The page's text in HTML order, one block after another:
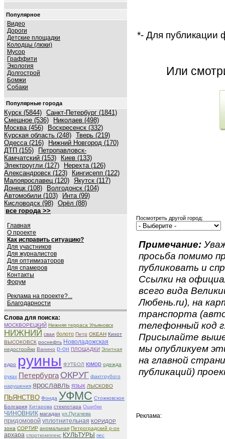
Популярное
Видео
Дороги
Детские площадки
Колодцы (люки)
Мусор
Граффити
Экология
Долгострой
Бомжи
Собаки
Популярные города
Курск (5844) Санкт-Петербург (1841)
Смешное (536)
Николаев (498)
Москва (456)
Воскресенск (332)
Курская область (248) Тверь (219)
Одесса (216)
Нижний Новгород (170)
ДТП (155)
Петропавловск-
Камчатский (153)
Киев (133)
Электроугли (127)
Нерехта (126)
Александровск (123)
Кингисепп (122)
Малоярославец (120) Якутск (117)
Донецк (108)
Волгодонск (104)
Автомобили (103)
Инта (99)
Кисловодск (98) Орёл (88)
все города >>
Главная
О проекте
Как исправить ситуацию?
Для участников
Для журналистов
Для оптимизаторов
Для спамеров
Контакты
Форум
Реклама на проекте?...
Благодарности
Слова для поиска:
МОСКВОРЕЦКИЙ Нижняя терраса Ульяновск
НИЖНИЙ сваи болото Петр ОКЕАН Кихот
ВЫСОКОВСК роснефть Новоладожская
недостройки Ванино р-он ПЛОЩАДКИ Элитная
едро руины ФУТБОЛ юмор одежда
руках Петербурга ОКРУГ фактгрубого
нарушения ярославль ЯЗЫК ЛЫСКОВО
ПЬЯНСТВО Фонда УФМС Стожковское
Болгария Хитарова стеклотара Ошибки
ЧИНОВНИК магадан ул.Пугачева
придомовой уплотнительная КОРИДОР
зона СОРТИР аномальная Петроградский р-он
архара спорткомплекс КУЛЬТУРЫ пес
*- Для публикации
Или
Посмотреть другой город:
Примечание:
просьба помимо
публиковать и
Ссылки на
всего вида
Любень.ru), на
транспорта
телефонный код
Присылайте
мы опубликуем
на главной
публикаций)
Реклама: